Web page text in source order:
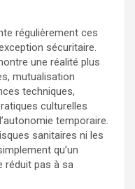
régulièrement ces
sécuritaire.
une réalité plus
mutualisation
techniques,
culturelles
temporaire.
sanitaires ni les
qu’un
réduit pas à sa